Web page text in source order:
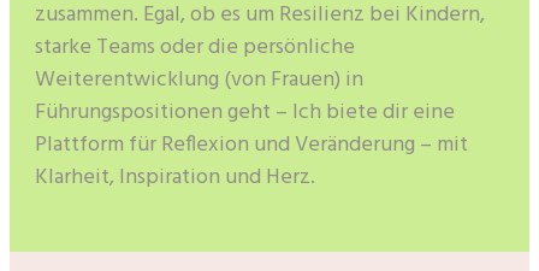
zusammen. Egal, ob es um Resilienz bei Kindern,
starke Teams oder die persönliche
Weiterentwicklung (von Frauen) in
Führungspositionen geht – Ich biete dir eine
Plattform für Reflexion und Veränderung – mit
Klarheit, Inspiration und Herz.